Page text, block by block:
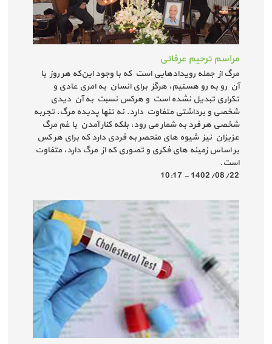
مراسم ترحیم عرفانی
مرگ از جمله رویدادهایی است که با وجود این‌که هر روز با
آن رو به رو هستیم، هرگز برای انسان به امری عادی و
تکراری تبدیل نشده است و هرکس نسبت به آن دیدی
شخصی و برداشتی متفاوت دارد. نه تنها پدیده مرگ، تجربه
شخصی هر فرد به شمار می رود، بلکه کنار آمدن با غم مرگ
عزیزان نیز شیوه های منحصر به فردی دارد که برای هر کس
بر اساس زمینه های فکری و تصوری که از مرگ دارد، متفاوت
است.
1402/08/22 - 10:17